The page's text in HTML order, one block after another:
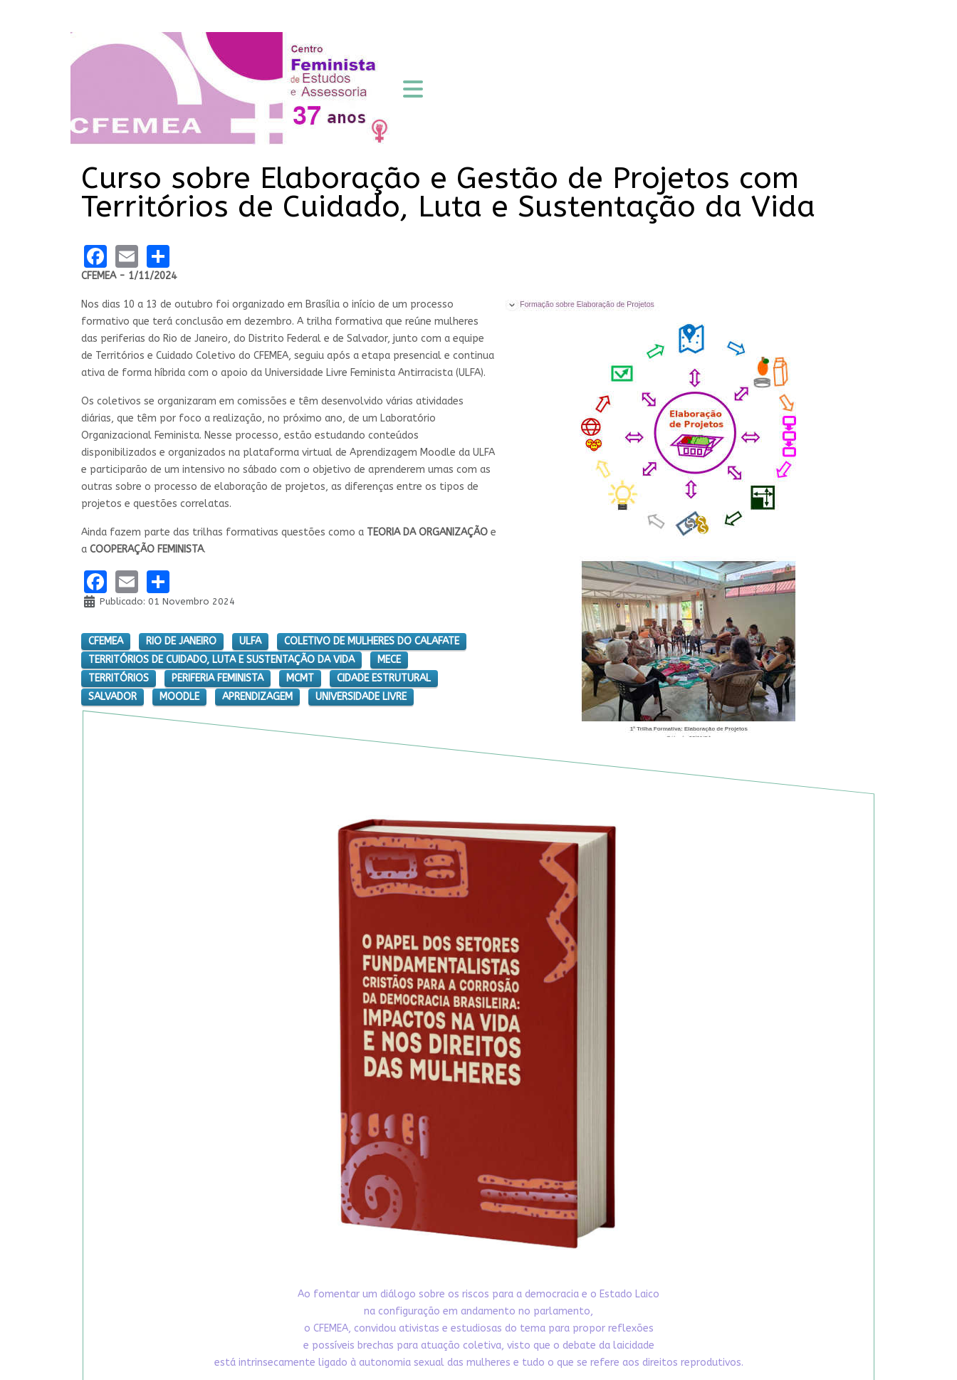
Curso sobre Elaboração e Gestão de Projetos com
Territórios de Cuidado, Luta e Sustentação da Vida
Facebook
Email
CFEMEA - 1/11/2024
Nos dias 10 a 13 de outubro foi organizado em Brasília o início de um processo
formativo que terá conclusão em dezembro. A trilha formativa que reúne mulheres
das periferias do Rio de Janeiro, do Distrito Federal e de Salvador, junto com a equipe
de Territórios e Cuidado Coletivo do CFEMEA, seguiu após a etapa presencial e continua
ativa de forma híbrida com o apoio da Universidade Livre Feminista Antirracista (ULFA).
Os coletivos se organizaram em comissões e têm desenvolvido várias atividades
diárias, que têm por foco a realização, no próximo ano, de um Laboratório
Organizacional Feminista. Nesse processo, estão estudando conteúdos
disponibilizados e organizados na plataforma virtual de Aprendizagem Moodle da ULFA
e participarão de um intensivo no sábado com o objetivo de aprenderem umas com as
outras sobre o processo de elaboração de projetos, as diferenças entre os tipos de
projetos e questões correlatas.
Ainda fazem parte das trilhas formativas questões como a TEORIA DA ORGANIZAÇÃO e
a COOPERAÇÃO FEMINISTA.
Facebook
Email
Publicado: 01 Novembro 2024
CFEMEA RIO DE JANEIRO ULFA
COLETIVO DE MULHERES DO CALAFATE
TERRITÓRIOS DE CUIDADO, LUTA E SUSTENTAÇÃO DA VIDA
MECE
TERRITÓRIOS
PERIFERIA FEMINISTA MCMT
CIDADE ESTRUTURAL
SALVADOR
MOODLE APRENDIZAGEM UNIVERSIDADE LIVRE
Ao fomentar um diálogo sobre os riscos para a democracia e o Estado Laico
na configuração em andamento no parlamento,
o CFEMEA, convidou ativistas e estudiosas do tema para propor reflexões
e possíveis brechas para atuação coletiva, visto que o debate da laicidade
está intrinsecamente ligado à autonomia sexual das mulheres e tudo o que se refere aos direitos reprodutivos.